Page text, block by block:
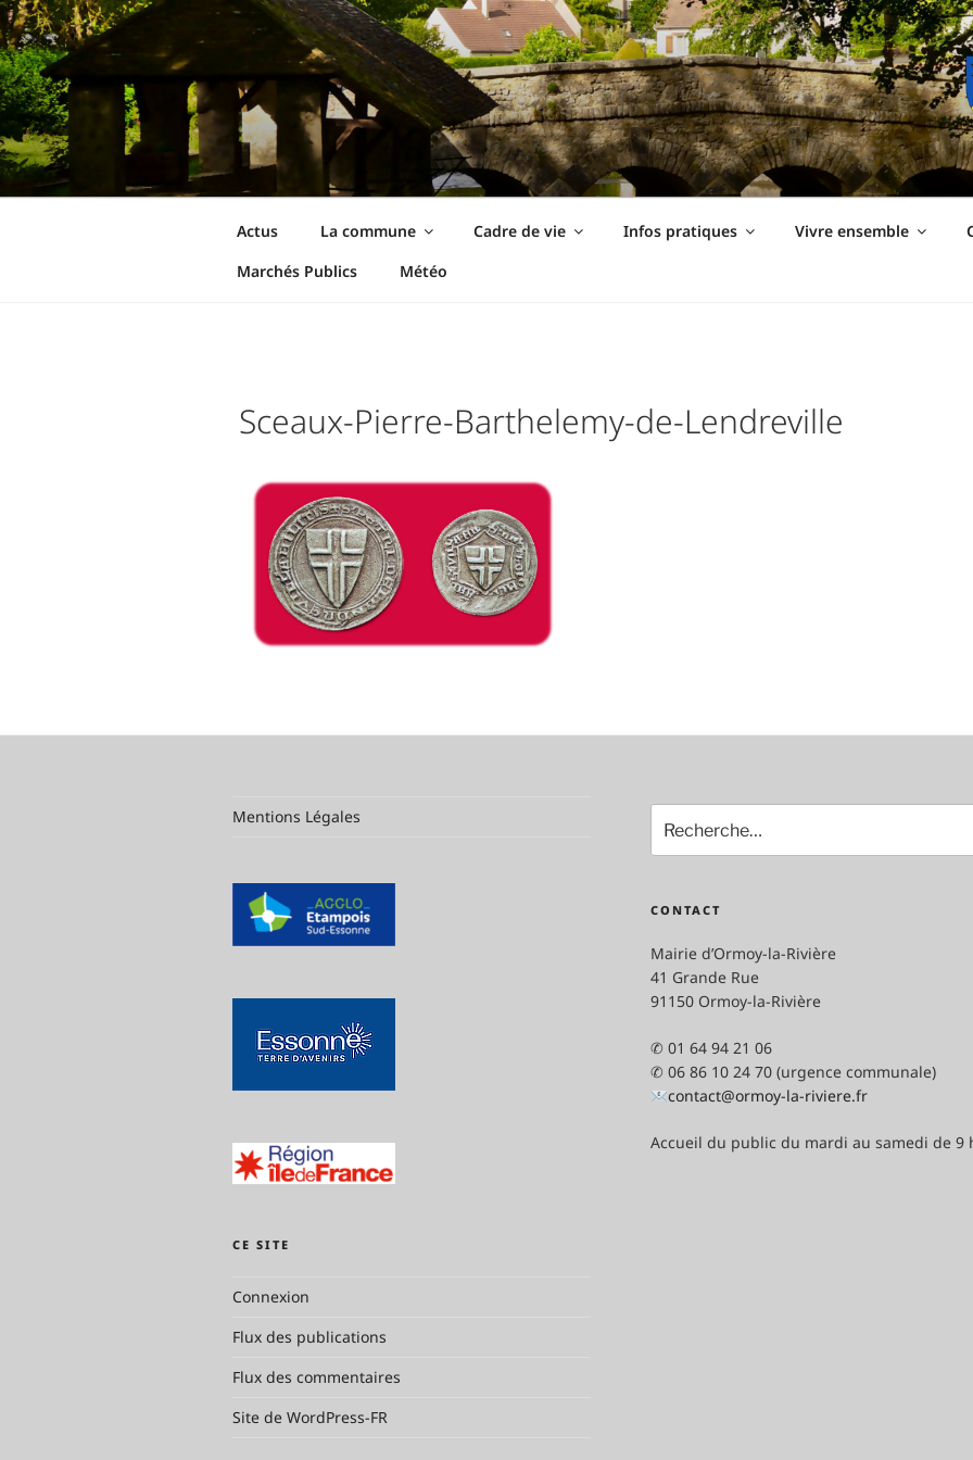
Aller
au
contenu
principal
Ormoy-La-Rivière
Le site de votre commune
Actus La commune Cadre de vie Infos pratiques Vivre ensemble
Marchés Publics
Météo
Sceaux-Pierre-Barthelemy-de-Lendreville
Mentions Légales
CE SITE
Connexion
Flux des publications
Flux des commentaires
Site de WordPress-FR
pour
:
CONTACT
Mairie d’Ormoy-la-Rivière
41 Grande Rue
91150 Ormoy-la-Rivière
✆ 01 64 94 21 06
✆ 06 86 10 24 70 (urgence communale)
contact@ormoy-la-riviere.fr
Accueil du public du mardi au samedi de 9